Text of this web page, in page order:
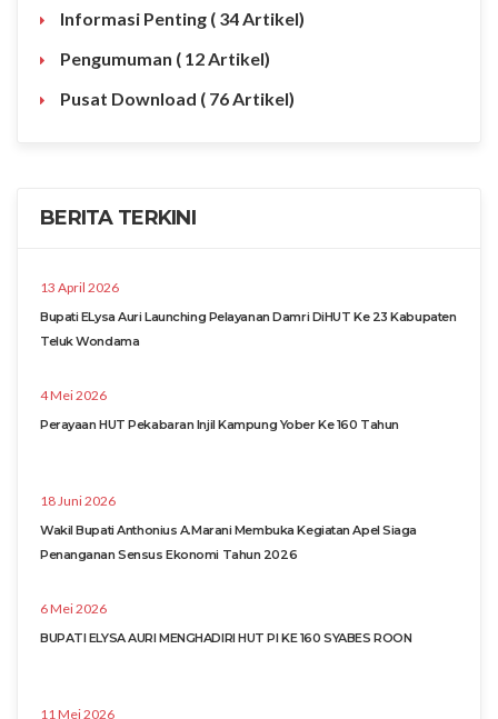
Informasi Penting ( 34 Artikel)
Pengumuman ( 12 Artikel)
Pusat Download ( 76 Artikel)
BERITA TERKINI
13 April 2026
Bupati ELysa Auri Launching Pelayanan Damri DiHUT Ke 23 Kabupaten
Teluk Wondama
4 Mei 2026
Perayaan HUT Pekabaran Injil Kampung Yober Ke 160 Tahun
18 Juni 2026
Wakil Bupati Anthonius A.Marani Membuka Kegiatan Apel Siaga
Penanganan Sensus Ekonomi Tahun 2026
6 Mei 2026
BUPATI ELYSA AURI MENGHADIRI HUT PI KE 160 SYABES ROON
11 Mei 2026